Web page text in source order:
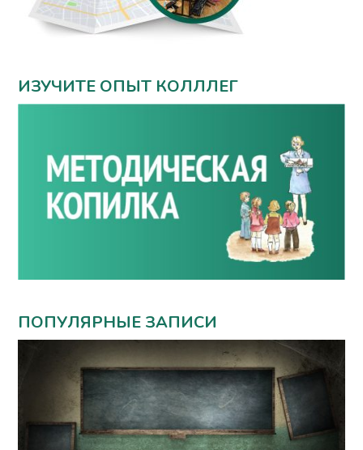
ИЗУЧИТЕ ОПЫТ КОЛЛЛЕГ
ПОПУЛЯРНЫЕ ЗАПИСИ